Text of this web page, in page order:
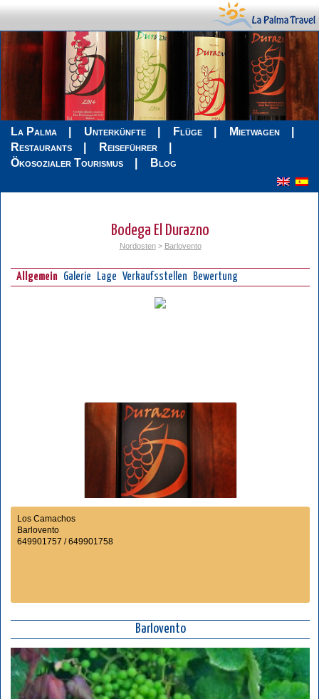
La Palma Unterkünfte Flüge
Mietwagen
Restaurants
Reiseführer
Ökosozialer Tourismus
Blog
Bodega El Durazno
Nordosten> Barlovento
Allgemein Galerie Lage Verkaufsstellen Bewertung
Los Camachos
Barlovento
649901757 / 649901758
Barlovento